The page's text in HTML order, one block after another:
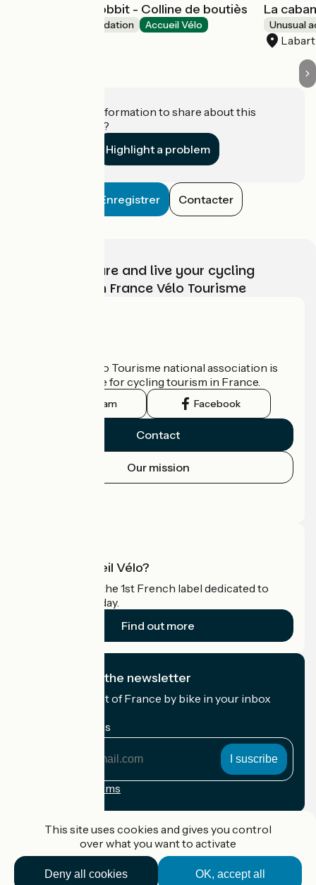
La maison de hobbit - Colline de boutiès
Unusual accommodation Accueil Vélo
La
Unusual
Do you have information to share about this
establishment?
Highlight a problem
Enregistrer Contacter
Choose, prepare and live your cycling
adventure with France Vélo Tourisme
The France Vélo Tourisme national association is
the official guide for cycling tourism in France.
Instagram Facebook
Contact
Our mission
What is Accueil Vélo?
Accueil Vélo is the 1st French label dedicated to
cyclists on holiday.
Find out more
I subscribe to the newsletter
Receive the best of France by bike in your inbox
My email address
Registration terms
This site uses cookies and gives you control
over what you want to activate
OK, accept all
Deny all cookies